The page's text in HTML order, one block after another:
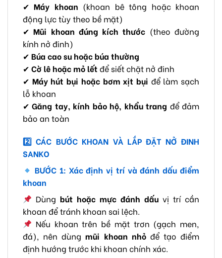
✔Máy khoan (khoan bê tông hoặc khoan
động lực tùy theo bề mặt)
✔Mũi khoan đúng kích thước (theo đường
kính nở đinh)
✔ Búa cao su hoặc búa thường
✔ Cờ lê hoặc mỏ lết để siết chặt nở đinh
✔ Máy hút bụi hoặc bơm xịt bụi để làm sạch
lỗ khoan
✔Găng tay, kính bảo hộ, khẩu trang để đảm
bảo an toàn
2️ CÁC BƯỚC KHOAN VÀ LẮP ĐẶT NỞ ĐINH
SANKO
BƯỚC 1: Xác định vị trí và đánh dấu điểm
khoan
Dùngbút hoặc mực đánh dấu vị trí cần
khoan để tránh khoan sai lệch.
Nếu khoan trên bề mặt trơn (gạch men,
đá), nên dùngmũi khoan nhỏđể tạo điểm
định hướng trước khi khoan chính xác.